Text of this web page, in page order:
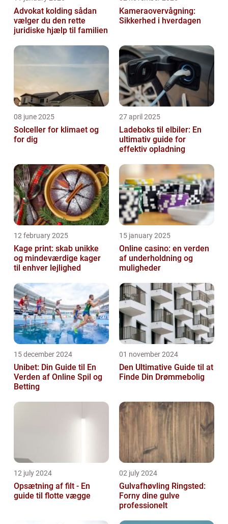
Advokat kolding sådan
vælger du den rette
juridiske hjælp til familien
Kameraovervågning:
Sikkerhed i hverdagen
08 june 2025
Solceller for klimaet og
for dig
27 april 2025
Ladeboks til elbiler: En
ultimativ guide for
effektiv opladning
12 february 2025
Kage print: skab unikke
og mindeværdige kager
til enhver lejlighed
15 january 2025
Online casino: en verden
af underholdning og
muligheder
15 december 2024
Unibet: Din Guide til En
Verden af Online Spil og
Betting
01 november 2024
Den Ultimative Guide til at
Finde Din Drømmebolig
12 july 2024
Opsætning af filt - En
guide til flotte vægge
02 july 2024
Gulvafhøvling Ringsted:
Forny dine gulve
professionelt